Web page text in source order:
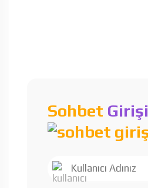
Sohbet Girişi